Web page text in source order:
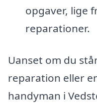
opgaver, lige
reparationer.
Uanset om du
reparation eller
handyman i